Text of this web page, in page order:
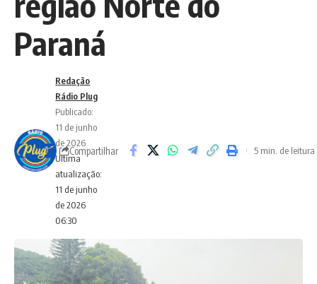
Paraná
Ultima
atualização:
11 de junho
de 2026
06:30
Redação
Rádio Plug
Publicado:
11 de junho
de 2026
Compartilhar 5 min. de leitura